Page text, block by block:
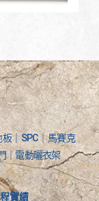
｜SPC｜馬賽克
｜電動曬衣架
實績